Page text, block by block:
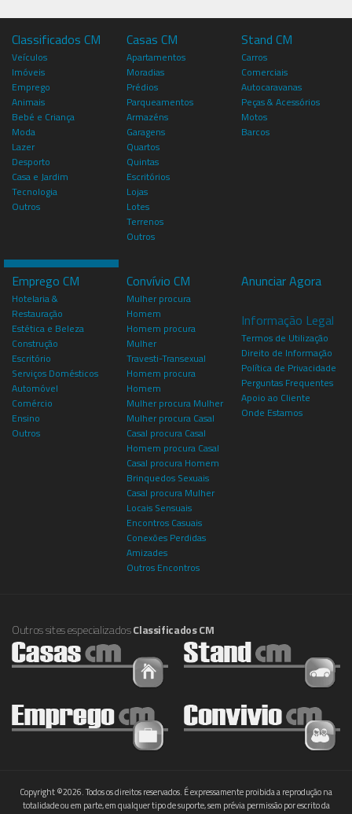
Classificados CM
Veículos
Imóveis
Emprego
Animais
Bebé e Criança
Moda
Lazer
Desporto
Casa e Jardim
Tecnologia
Outros
Casas CM
Apartamentos
Moradias
Prédios
Parqueamentos
Armazéns
Garagens
Quartos
Quintas
Escritórios
Lojas
Lotes
Terrenos
Outros
Stand CM
Carros
Comerciais
Autocaravanas
Peças & Acessórios
Motos
Barcos
Emprego CM
Hotelaria &
Restauração
Estética e Beleza
Construção
Escritório
Serviços Domésticos
Automóvel
Comércio
Ensino
Outros
Convívio CM
Mulher procura
Homem
Homem procura
Mulher
Travesti-Transexual
Homem procura
Homem
Mulher procura Mulher
Mulher procura Casal
Casal procura Casal
Homem procura Casal
Casal procura Homem
Brinquedos Sexuais
Casal procura Mulher
Locais Sensuais
Encontros Casuais
Conexões Perdidas
Amizades
Outros Encontros
Anunciar Agora
Informação Legal
Termos de Utilização
Direito de Informação
Política de Privacidade
Perguntas Frequentes
Apoio ao Cliente
Onde Estamos
Outros sites especializadosClassificados CM
Copyright ©2026. Todos os direitos reservados. É expressamente proibida a reprodução na
totalidade ou em parte, em qualquer tipo de suporte, sem prévia permissão por escrito da